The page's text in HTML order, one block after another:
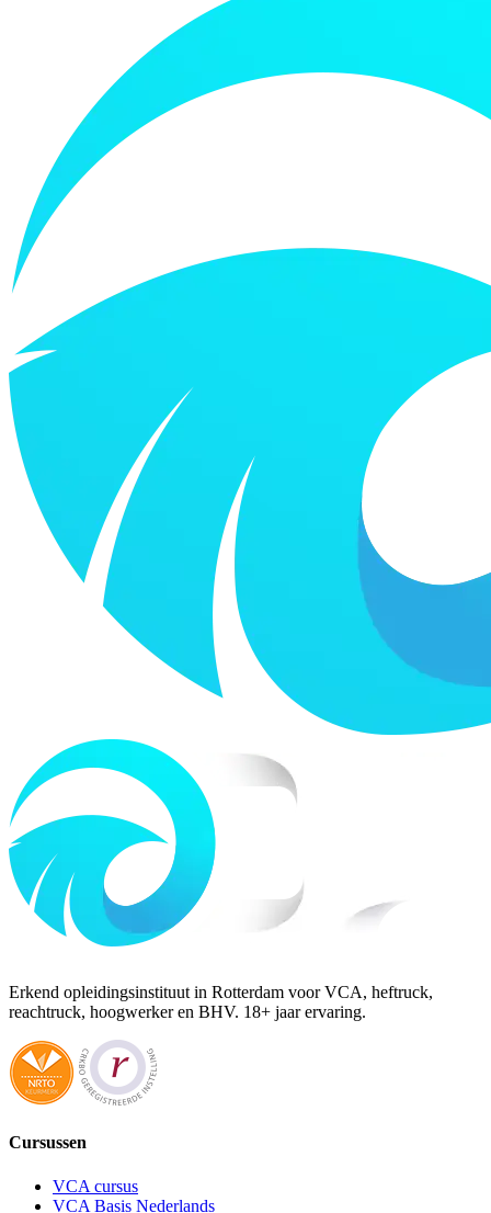
Erkend opleidingsinstituut in Rotterdam voor VCA, heftruck,
reachtruck, hoogwerker en BHV. 18+ jaar ervaring.
Cursussen
VCA cursus
VCA Basis Nederlands